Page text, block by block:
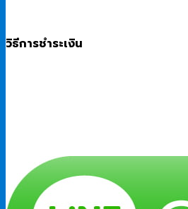
วิธีการชำระเงิน